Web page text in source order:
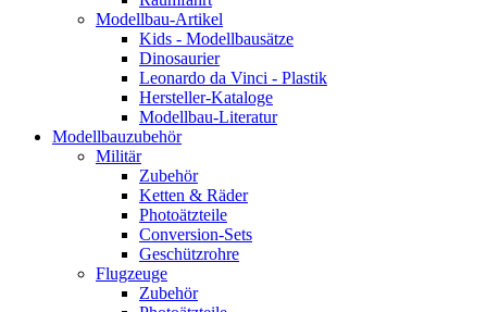
Modellbau-Artikel
Kids - Modellbausätze
Dinosaurier
Leonardo da Vinci - Plastik
Hersteller-Kataloge
Modellbau-Literatur
Modellbauzubehör
Militär
Zubehör
Ketten & Räder
Photoätzteile
Conversion-Sets
Geschützrohre
Flugzeuge
Zubehör